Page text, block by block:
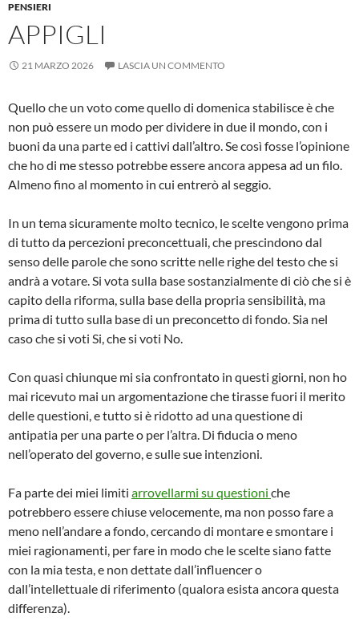
PENSIERI
APPIGLI
21 MARZO 2026 LASCIA UN COMMENTO
Quello che un voto come quello di domenica stabilisce è che
non può essere un modo per dividere in due il mondo, con i
buoni da una parte ed i cattivi dall’altro. Se così fosse l’opinione
che ho di me stesso potrebbe essere ancora appesa ad un filo.
Almeno fino al momento in cui entrerò al seggio.
In un tema sicuramente molto tecnico, le scelte vengono prima
di tutto da percezioni preconcettuali, che prescindono dal
senso delle parole che sono scritte nelle righe del testo che si
andrà a votare. Si vota sulla base sostanzialmente di ciò che si è
capito della riforma, sulla base della propria sensibilità, ma
prima di tutto sulla base di un preconcetto di fondo. Sia nel
caso che si voti Si, che si voti No.
Con quasi chiunque mi sia confrontato in questi giorni, non ho
mai ricevuto mai un argomentazione che tirasse fuori il merito
delle questioni, e tutto si è ridotto ad una questione di
antipatia per una parte o per l’altra. Di fiducia o meno
nell’operato del governo, e sulle sue intenzioni.
Fa parte dei miei limiti arrovellarmi su questioni che
potrebbero essere chiuse velocemente, ma non posso fare a
meno nell’andare a fondo, cercando di montare e smontare i
miei ragionamenti, per fare in modo che le scelte siano fatte
con la mia testa, e non dettate dall’influencer o
dall’intellettuale di riferimento (qualora esista ancora questa
differenza).